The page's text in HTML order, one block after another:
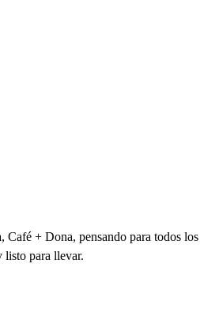
Café + Dona, pensando para todos los
listo para llevar.